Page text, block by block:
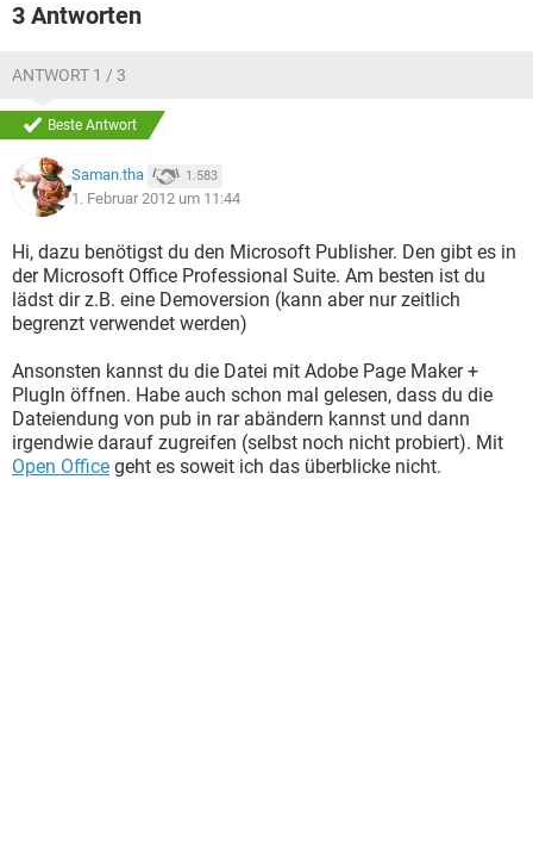
3 Antworten
ANTWORT 1 / 3
Beste Antwort
Saman.tha 1.583
1. Februar 2012 um 11:44
Hi, dazu benötigst du den Microsoft Publisher. Den gibt es in
der Microsoft Office Professional Suite. Am besten ist du
lädst dir z.B. eine Demoversion (kann aber nur zeitlich
begrenzt verwendet werden)
Ansonsten kannst du die Datei mit Adobe Page Maker +
PlugIn öffnen. Habe auch schon mal gelesen, dass du die
Dateiendung von pub in rar abändern kannst und dann
irgendwie darauf zugreifen (selbst noch nicht probiert). Mit
Open Office geht es soweit ich das überblicke nicht.